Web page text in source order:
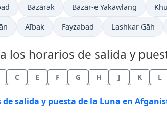
Bāzārak Bāzār-e Yakāwlang
Aībak Fayzabad Lashkar Gāh
los horarios de salida y
C E F G H J K L
de salida y puesta de la Luna en